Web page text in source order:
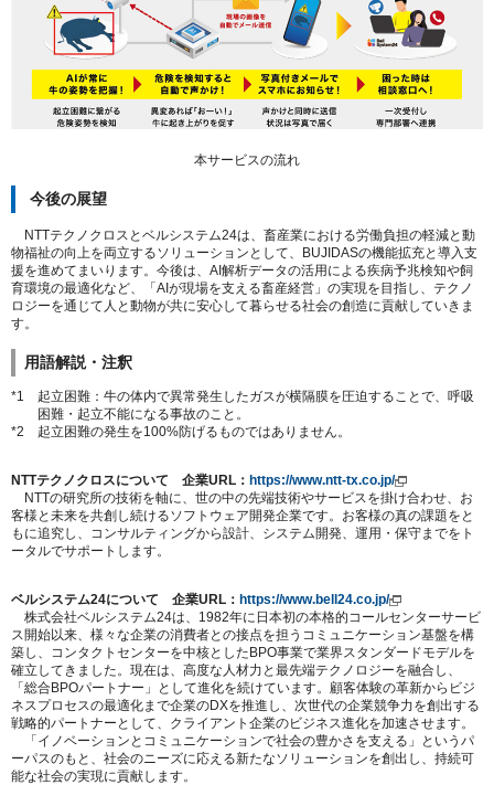
本サービスの流れ
今後の展望
NTTテクノクロスとベルシステム24は、畜産業における労働負担の軽減と動
物福祉の向上を両立するソリューションとして、 BUJIDASの機能拡充と導入支
援を進めてまいります。今後は、 AI解析データの活用による疾病予兆検知や飼
育環境の最適化など、「AIが現場を支える畜産経営」の実現を目指し、テクノ
ロジーを通じて人と動物が共に安心して暮らせる社会の創造に貢献していきま
す。
用語解説・注釈
*1 起立困難：牛の体内で異常発生したガスが横隔膜を圧迫することで、呼吸
困難・起立不能になる事故のこと。
*2 起立困難の発生を100%防げるものではありません。
NTTテクノクロスについて 企業URL： https://www.ntt-tx.co.jp/
NTTの研究所の技術を軸に、世の中の先端技術やサービスを掛け合わせ、お
客様と未来を共創し続けるソフトウェア開発企業です。お客様の真の課題をと
もに追究し、コンサルティングから設計、システム開発、運用・保守までをト
ータルでサポートします。
ベルシステム24について 企業URL： https://www.bell24.co.jp/
株式会社ベルシステム24は、1982年に日本初の本格的コールセンターサービ
ス開始以来、様々な企業の消費者との接点を担うコミュニケーション基盤を構
築し、コンタクトセンターを中核としたBPO事業で業界スタンダードモデルを
確立してきました。現在は、高度な人材力と最先端テクノロジーを融合し、
「総合BPOパートナー」として進化を続けています。顧客体験の革新からビジ
ネスプロセスの最適化まで企業のDXを推進し、次世代の企業競争力を創出する
戦略的パートナーとして、クライアント企業のビジネス進化を加速させます。
「イノベーションとコミュニケーションで社会の豊かさを支える」というパ
ーパスのもと、社会のニーズに応える新たなソリューションを創出し、持続可
能な社会の実現に貢献します。